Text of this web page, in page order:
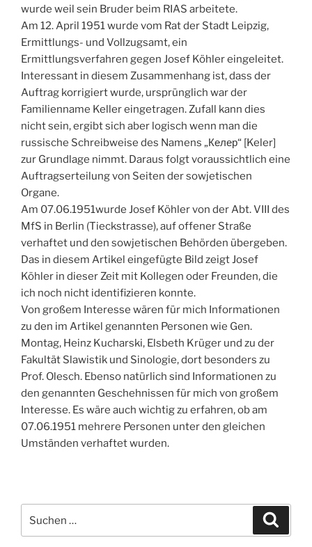
wurde weil sein Bruder beim RIAS arbeitete.
Am 12. April 1951 wurde vom Rat der Stadt Leipzig,
Ermittlungs- und Vollzugsamt, ein
Ermittlungsverfahren gegen Josef Köhler eingeleitet.
Interessant in diesem Zusammenhang ist, dass der
Auftrag korrigiert wurde, ursprünglich war der
Familienname Keller eingetragen. Zufall kann dies
nicht sein, ergibt sich aber logisch wenn man die
russische Schreibweise des Namens „Келер“ [Keler]
zur Grundlage nimmt. Daraus folgt voraussichtlich eine
Auftragserteilung von Seiten der sowjetischen
Organe.
Am 07.06.1951wurde Josef Köhler von der Abt. VIII des
MfS in Berlin (Tieckstrasse), auf offener Straße
verhaftet und den sowjetischen Behörden übergeben.
Das in diesem Artikel eingefügte Bild zeigt Josef
Köhler in dieser Zeit mit Kollegen oder Freunden, die
ich noch nicht identifizieren konnte.
Von großem Interesse wären für mich Informationen
zu den im Artikel genannten Personen wie Gen.
Montag, Heinz Kucharski, Elsbeth Krüger und zu der
Fakultät Slawistik und Sinologie, dort besonders zu
Prof. Olesch. Ebenso natürlich sind Informationen zu
den genannten Geschehnissen für mich von großem
Interesse. Es wäre auch wichtig zu erfahren, ob am
07.06.1951 mehrere Personen unter den gleichen
Umständen verhaftet wurden.
nach: